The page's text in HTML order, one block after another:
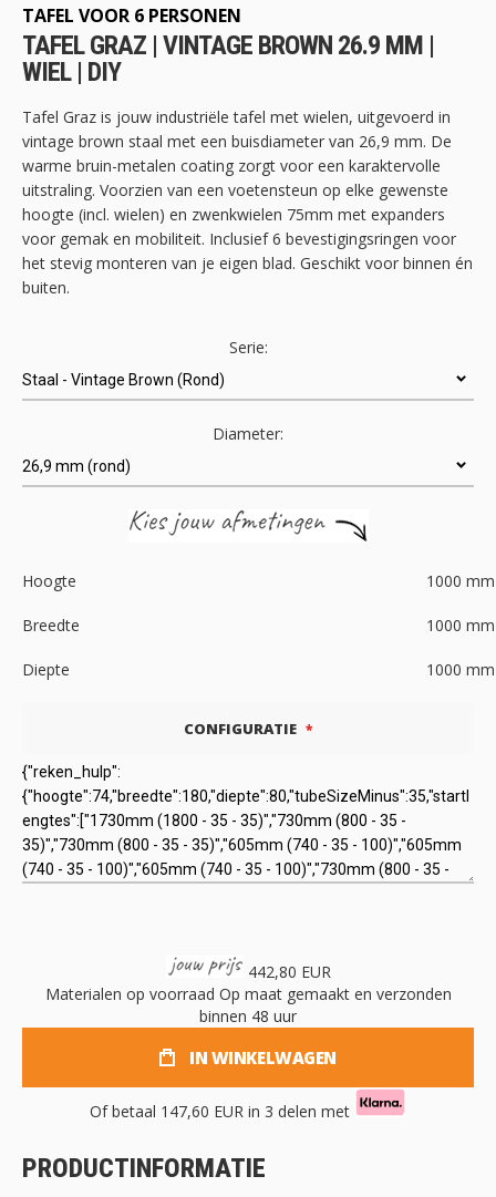
begin
van
de
afbeeldingen-
TAFEL VOOR 6 PERSONEN
TAFEL GRAZ | VINTAGE BROWN 26.9 MM |
WIEL | DIY
Tafel Graz is jouw industriële tafel met wielen, uitgevoerd in
vintage brown staal met een buisdiameter van 26,9 mm. De
warme bruin-metalen coating zorgt voor een karaktervolle
uitstraling. Voorzien van een voetensteun op elke gewenste
hoogte (incl. wielen) en zwenkwielen 75mm met expanders
voor gemak en mobiliteit. Inclusief 6 bevestigingsringen voor
het stevig monteren van je eigen blad. Geschikt voor binnen én
buiten.
Serie:
Diameter:
Hoogte 1000 mm
Breedte 1000 mm
Diepte 1000 mm
CONFIGURATIE
442,80 EUR
Materialen op voorraad Op maat gemaakt en verzonden
binnen 48 uur
IN WINKELWAGEN
Of betaal 147,60 EUR in 3 delen met
PRODUCTINFORMATIE